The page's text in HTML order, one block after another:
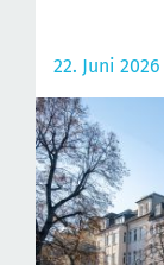
22. Juni 2026